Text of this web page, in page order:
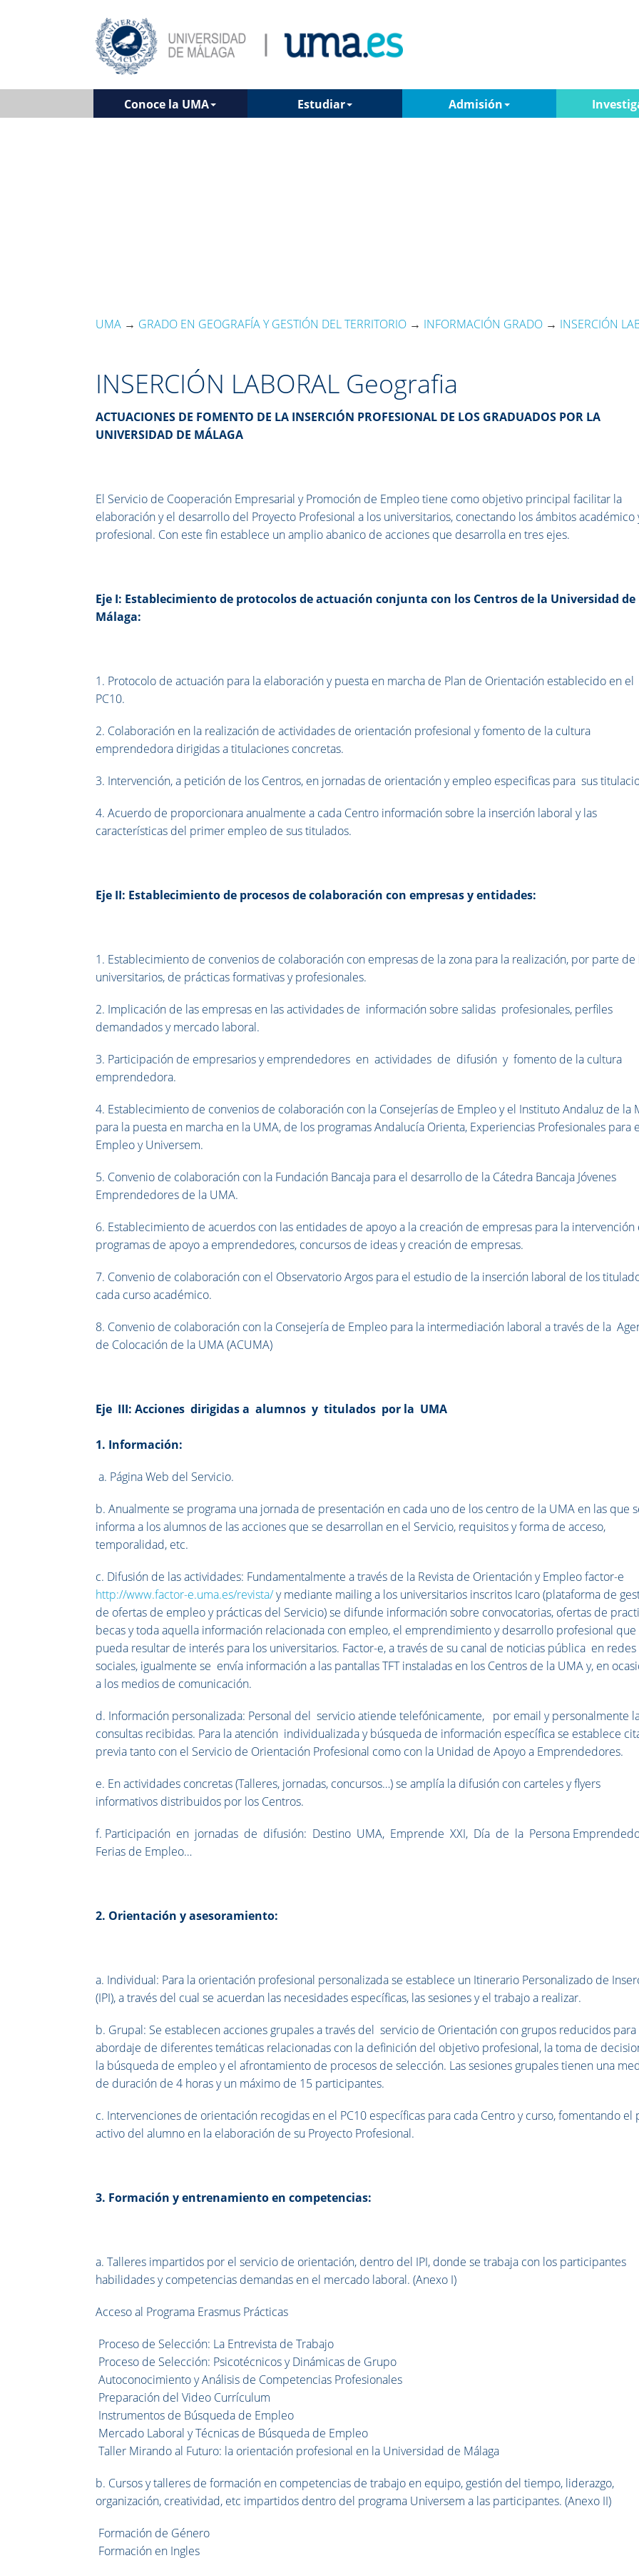
Conoce la UMA Estudiar Admisión
UMA → GRADO EN GEOGRAFÍA Y GESTIÓN DEL TERRITORIO → INFORMACIÓN GRADO → INSERCIÓN
INSERCIÓN LABORAL Geografia
ACTUACIONES DE FOMENTO DE LA INSERCIÓN PROFESIONAL DE LOS GRADUADOS POR LA
UNIVERSIDAD DE MÁLAGA
El Servicio de Cooperación Empresarial y Promoción de Empleo tiene como objetivo principal facilitar la
elaboración y el desarrollo del Proyecto Profesional a los universitarios, conectando los ámbitos académico
profesional. Con este fin establece un amplio abanico de acciones que desarrolla en tres ejes.
Eje I: Establecimiento de protocolos de actuación conjunta con los Centros de la Universidad de
Málaga:
1. Protocolo de actuación para la elaboración y puesta en marcha de Plan de Orientación establecido en el
PC10.
2. Colaboración en la realización de actividades de orientación profesional y fomento de la cultura
emprendedora dirigidas a titulaciones concretas.
3. Intervención, a petición de los Centros, en jornadas de orientación y empleo especificas para sus
4. Acuerdo de proporcionara anualmente a cada Centro información sobre la inserción laboral y las
características del primer empleo de sus titulados.
Eje II: Establecimiento de procesos de colaboración con empresas y entidades:
1. Establecimiento de convenios de colaboración con empresas de la zona para la realización, por parte de
universitarios, de prácticas formativas y profesionales.
2. Implicación de las empresas en las actividades de información sobre salidas profesionales, perfiles
demandados y mercado laboral.
3. Participación de empresarios y emprendedores en actividades de difusión y fomento de la cultura
emprendedora.
4. Establecimiento de convenios de colaboración con la Consejerías de Empleo y el Instituto Andaluz de la
para la puesta en marcha en la UMA, de los programas Andalucía Orienta, Experiencias Profesionales para
Empleo y Universem.
5. Convenio de colaboración con la Fundación Bancaja para el desarrollo de la Cátedra Bancaja Jóvenes
Emprendedores de la UMA.
6. Establecimiento de acuerdos con las entidades de apoyo a la creación de empresas para la intervención
programas de apoyo a emprendedores, concursos de ideas y creación de empresas.
7. Convenio de colaboración con el Observatorio Argos para el estudio de la inserción laboral de los
cada curso académico.
8. Convenio de colaboración con la Consejería de Empleo para la intermediación laboral a través de la
de Colocación de la UMA (ACUMA)
Eje III: Acciones dirigidas a alumnos y titulados por la UMA
1. Información:
a. Página Web del Servicio.
b. Anualmente se programa una jornada de presentación en cada uno de los centro de la UMA en las que
informa a los alumnos de las acciones que se desarrollan en el Servicio, requisitos y forma de acceso,
temporalidad, etc.
c. Difusión de las actividades: Fundamentalmente a través de la Revista de Orientación y Empleo factor-e
http://www.factor-e.uma.es/revista/y mediante mailing a los universitarios inscritos Icaro (plataforma de
de ofertas de empleo y prácticas del Servicio) se difunde información sobre convocatorias, ofertas de
becas y toda aquella información relacionada con empleo, el emprendimiento y desarrollo profesional que
pueda resultar de interés para los universitarios. Factor-e, a través de su canal de noticias pública en redes
sociales, igualmente se envía información a las pantallas TFT instaladas en los Centros de la UMA y, en
a los medios de comunicación.
d. Información personalizada: Personal del servicio atiende telefónicamente, por email y personalmente
consultas recibidas. Para la atención individualizada y búsqueda de información específica se establece
previa tanto con el Servicio de Orientación Profesional como con la Unidad de Apoyo a Emprendedores.
e. En actividades concretas (Talleres, jornadas, concursos…) se amplía la difusión con carteles y flyers
informativos distribuidos por los Centros.
f. Participación en jornadas de difusión: Destino UMA, Emprende XXI, Día de la Persona
Ferias de Empleo…
2. Orientación y asesoramiento:
a. Individual: Para la orientación profesional personalizada se establece un Itinerario Personalizado de
(IPI), a través del cual se acuerdan las necesidades específicas, las sesiones y el trabajo a realizar.
b. Grupal: Se establecen acciones grupales a través del servicio de Orientación con grupos reducidos para
abordaje de diferentes temáticas relacionadas con la definición del objetivo profesional, la toma de
la búsqueda de empleo y el afrontamiento de procesos de selección. Las sesiones grupales tienen una
de duración de 4 horas y un máximo de 15 participantes.
c. Intervenciones de orientación recogidas en el PC10 específicas para cada Centro y curso, fomentando el
activo del alumno en la elaboración de su Proyecto Profesional.
3. Formación y entrenamiento en competencias:
a. Talleres impartidos por el servicio de orientación, dentro del IPI, donde se trabaja con los participantes
habilidades y competencias demandas en el mercado laboral. (Anexo I)
Acceso al Programa Erasmus Prácticas
Proceso de Selección: La Entrevista de Trabajo
Proceso de Selección: Psicotécnicos y Dinámicas de Grupo
Autoconocimiento y Análisis de Competencias Profesionales
Preparación del Video Currículum
Instrumentos de Búsqueda de Empleo
Mercado Laboral y Técnicas de Búsqueda de Empleo
Taller Mirando al Futuro: la orientación profesional en la Universidad de Málaga
b. Cursos y talleres de formación en competencias de trabajo en equipo, gestión del tiempo, liderazgo,
organización, creatividad, etc impartidos dentro del programa Universem a las participantes. (Anexo II)
Formación de Género
Formación en Ingles